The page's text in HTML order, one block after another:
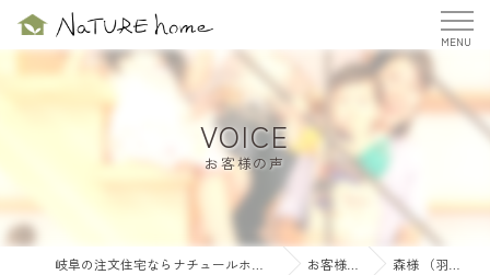
VOICE
お客様の声
お客様の声 森様 （羽島市）